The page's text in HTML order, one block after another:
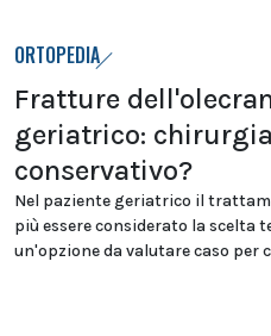
ORTOPEDIA
Fratture
geriatrico:
conservativo?
Nel paziente geriatrico il
più essere considerato la scelta
un'opzione da valutare caso per